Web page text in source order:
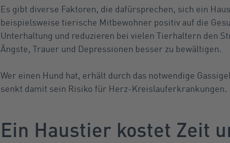
Es gibt diverse Faktoren, die dafürsprechen, sich ein
beispielsweise tierische Mitbewohner positiv auf die
Unterhaltung und reduzieren bei vielen Tierhaltern den
Ängste, Trauer und Depressionen besser zu bewältigen.
Wer einen Hund hat, erhält durch das notwendige
senkt damit sein Risiko für Herz-Kreislauferkrankungen.
Ein Haustier kostet Zeit